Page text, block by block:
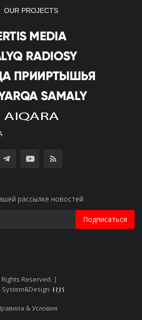
OUR PROJECTS
рассылке новостей
Подписаться
Reserved. |
System&Design
& Условия